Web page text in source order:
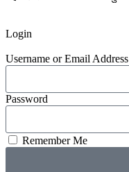
Login
Username or Email Address
Password
Remember Me